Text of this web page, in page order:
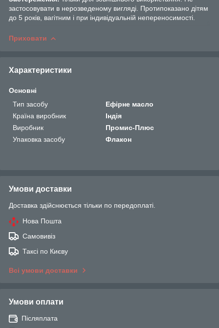
застосовувати в нерозведеному вигляді. Протипоказано дітям
до 5 років, вагітним і при індивідуальній непереносимості.
Приховати
Характеристики
Основні
Тип засобу
Ефірне масло
Країна виробник
Індія
Виробник
Промис-Плюс
Упаковка засобу
Флакон
Умови доставки
Доставка здійснюється тільки по передоплаті.
Нова Пошта
Самовивіз
Таксі по Києву
Всі умови доставки
Умови оплати
Післяплата